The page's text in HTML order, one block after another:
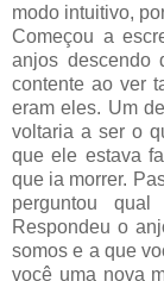
modo intuitivo,
Começou a
anjos descendo
contente ao ver
eram eles. Um
voltaria a ser o
que ele estava
que ia morrer.
perguntou
Respondeu o
somos e a que
você uma nova